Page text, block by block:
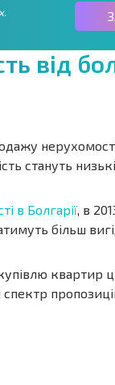
ть від бо
стануть низькі
в Болгарії , в
більш
квартир